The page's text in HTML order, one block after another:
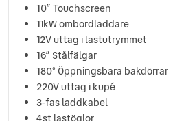
10” Touchscreen
11kW ombordladdare
12V uttag i lastutrymmet
16” Stålfälgar
180° Öppningsbara bakdörrar
220V uttag i kupé
3-fas laddkabel
4st lastöglor